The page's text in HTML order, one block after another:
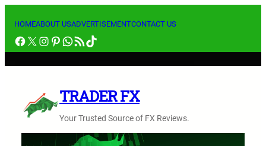
ス
キ
HOMEABOUT USADVERTISEMENTCONTACT US
Facebook
X Instagram
Pinterest
WhatsApp
RSS フィードTikTok
TRADER FX
Your Trusted Source of FX Reviews.